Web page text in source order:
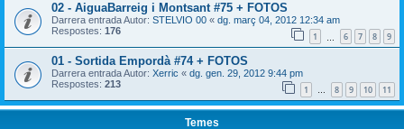
02 - AiguaBarreig i Montsant #75 + FOTOS
Darrera entrada Autor: STELVIO 00 « dg. març 04, 2012 12:34 am
Respostes: 176 1 6 7 8 9
01 - Sortida Empordà #74 + FOTOS
Darrera entrada Autor: Xerric « dg. gen. 29, 2012 9:44 pm
Respostes: 213 1 … 8 9 10 11
Temes